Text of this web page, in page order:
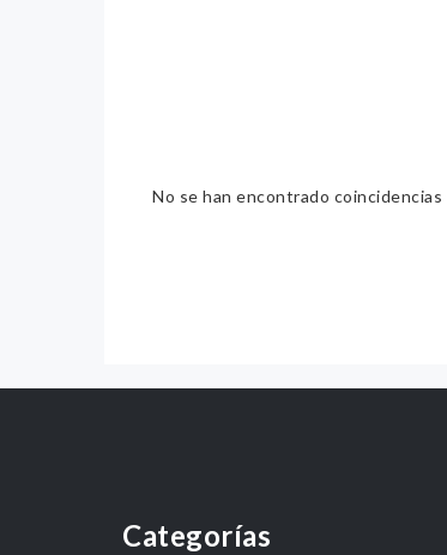
No se han encontrado
Categorías